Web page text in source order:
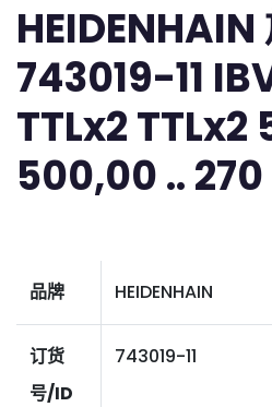
HEIDENHAIN
743019-11
TTLx2
500,00 .. 270
品牌 HEIDENHAIN
订货
号/ID
743019-11